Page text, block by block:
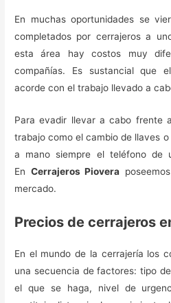
En muchas oportunidades se
completados por cerrajeros a
esta área hay costos muy
compañías. Es sustancial que
acorde con el trabajo llevado a
Para evadir llevar a cabo frente
trabajo como el cambio de llaves
a mano siempre el teléfono de
En Cerrajeros Piovera
mercado.
Precios de cerrajeros
En el mundo de la cerrajería los
una secuencia de factores: tipo
el que se haga, nivel de